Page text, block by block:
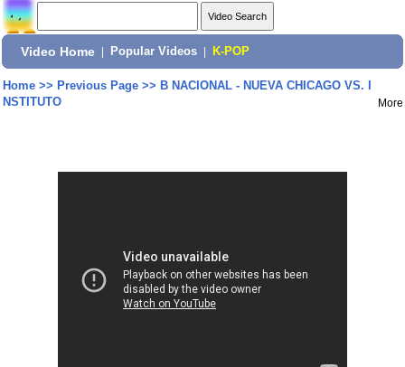
Video Home Popular Videos K-POP
Home>> Previous Page>> B NACIONAL - NUEVA CHICAGO VS. I
NSTITUTO
More